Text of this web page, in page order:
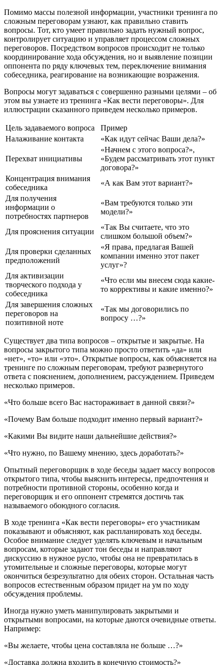
Помимо массы полезной информации, участники тренинга по
сложным переговорам узнают, как правильно ставить
вопросы. Тот, кто умеет правильно задать нужный вопрос,
контролирует ситуацию и управляет процессом сложных
переговоров. Посредством вопросов происходит не только
координирование хода обсуждения, но и выявление позиции
оппонента по ряду ключевых тем, переключение внимания
собеседника, реагирование на возникающие возражения.
Вопросы могут задаваться с совершенно разными целями – об
этом вы узнаете из тренинга «Как вести переговоры». Для
иллюстрации сказанного приведем несколько примеров.
Цель задаваемого вопроса
Пример
Налаживание контакта
«Как идут сейчас Ваши дела?»
Перехват инициативы
«Начнем с этого вопроса?»,
«Будем рассматривать этот пункт
договора?»
Концентрация внимания
собеседника
«А как Вам этот вариант?»
Для получения
информации о
потребностях партнеров
«Вам требуются только эти
модели?»
Для прояснения ситуации
«Так Вы считаете, что это
слишком большой объем?»
Для проверки сделанных
предположений
«Я права, предлагая Вашей
компании именно этот пакет
услуг»?
Для активизации
творческого подхода у
собеседника
«Что если мы внесем сюда какие-
то коррективы и какие именно?»
Для завершения сложных
переговоров на
позитивной ноте
«Так мы договорились по
вопросу …?»
Существует два типа вопросов – открытые и закрытые. На
вопросы закрытого типа можно просто ответить «да» или
«нет», «то» или «это». Открытые вопросы, как объясняется на
тренинге по сложным переговорам, требуют развернутого
ответа с пояснением, дополнением, рассуждением. Приведем
несколько примеров.
«Что больше всего Вас настораживает в данной связи?»
«Почему Вам больше подходит именно первый вариант?»
«Какими Вы видите наши дальнейшие действия?»
«Что нужно, по Вашему мнению, здесь доработать?»
Опытный переговорщик в ходе беседы задает массу вопросов
открытого типа, чтобы выяснить интересы, предпочтения и
потребности противной стороны, особенно когда и
переговорщик и его оппонент стремятся достичь так
называемого обоюдного согласия.
В ходе тренинга «Как вести переговоры» его участникам
показывают и объясняют, как распланировать ход беседы.
Особое внимание следует уделять ключевым и начальным
вопросам, которые задают тон беседы и направляют
дискуссию в нужное русло, чтобы она не превратилась в
утомительные и сложные переговоры, которые могут
окончиться безрезультатно для обеих сторон. Остальная часть
вопросов естественным образом придет на ум по ходу
обсуждения проблемы.
Иногда нужно уметь манипулировать закрытыми и
открытыми вопросами, на которые даются очевидные ответы.
Например:
«Вы желаете, чтобы цена составляла не больше …?»
«Доставка должна входить в конечную стоимость?»